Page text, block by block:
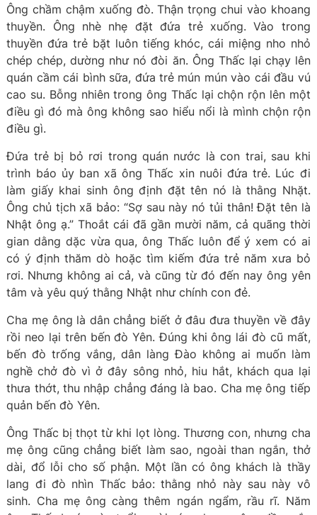
Ông chầm chậm xuống đò. Thận trọng chui vào khoang
thuyền. Ông nhè nhẹ đặt đứa trẻ xuống. Vào trong
thuyền đứa trẻ bặt luôn tiếng khóc, cái miệng nho nhỏ
chép chép, dường như nó đòi ăn. Ông Thấc lại chạy lên
quán cầm cái bình sữa, đứa trẻ mún mún vào cái đầu vú
cao su. Bỗng nhiên trong ông Thấc lại chộn rộn lên một
điều gì đó mà ông không sao hiểu nổi là mình chộn rộn
điều gì.
Đứa trẻ bị bỏ rơi trong quán nước là con trai, sau khi
trình báo ủy ban xã ông Thấc xin nuôi đứa trẻ. Lúc đi
làm giấy khai sinh ông định đặt tên nó là thằng Nhặt.
Ông chủ tịch xã bảo: “Sợ sau này nó tủi thân! Đặt tên là
Nhật ông ạ.” Thoắt cái đã gần mười năm, cả quãng thời
gian dằng dặc vừa qua, ông Thấc luôn để ý xem có ai
có ý định thăm dò hoặc tìm kiếm đứa trẻ năm xưa bỏ
rơi. Nhưng không ai cả, và cũng từ đó đến nay ông yên
tâm và yêu quý thằng Nhật như chính con đẻ.
Cha mẹ ông là dân chẳng biết ở đâu đưa thuyền về đây
rồi neo lại trên bến đò Yên. Đúng khi ông lái đò cũ mất,
bến đò trống vắng, dân làng Đào không ai muốn làm
nghề chở đò vì ở đây sông nhỏ, hiu hắt, khách qua lại
thưa thớt, thu nhập chẳng đáng là bao. Cha mẹ ông tiếp
quản bến đò Yên.
Ông Thấc bị thọt từ khi lọt lòng. Thương con, nhưng cha
mẹ ông cũng chẳng biết làm sao, ngoài than ngắn, thở
dài, đổ lỗi cho số phận. Một lần có ông khách là thầy
lang đi đò nhìn Thấc bảo: thằng nhỏ này sau này vô
sinh. Cha mẹ ông càng thêm ngán ngẩm, rầu rĩ. Năm